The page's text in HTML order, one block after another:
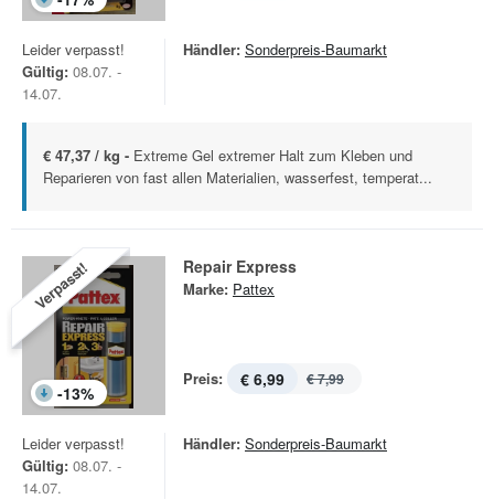
Leider verpasst!
Gültig: 08.07. -
14.07.
Händler: Sonderpreis-Baumarkt
€ 47,37 / kg - Extreme Gel extremer Halt zum Kleben und
Reparieren von fast allen Materialien, wasserfest, temperat...
Verpasst!
-13%
Repair Express
Marke: Pattex
Preis: € 6,99 € 7,99
Leider verpasst!
Gültig: 08.07. -
14.07.
Händler: Sonderpreis-Baumarkt